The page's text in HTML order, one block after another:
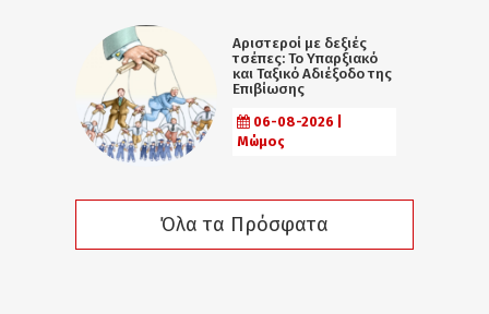
Αριστεροί με δεξιές
τσέπες: Το Υπαρξιακό
και Ταξικό Αδιέξοδο της
Επιβίωσης
06-08-2026 |
Μώμος
Όλα τα Πρόσφατα